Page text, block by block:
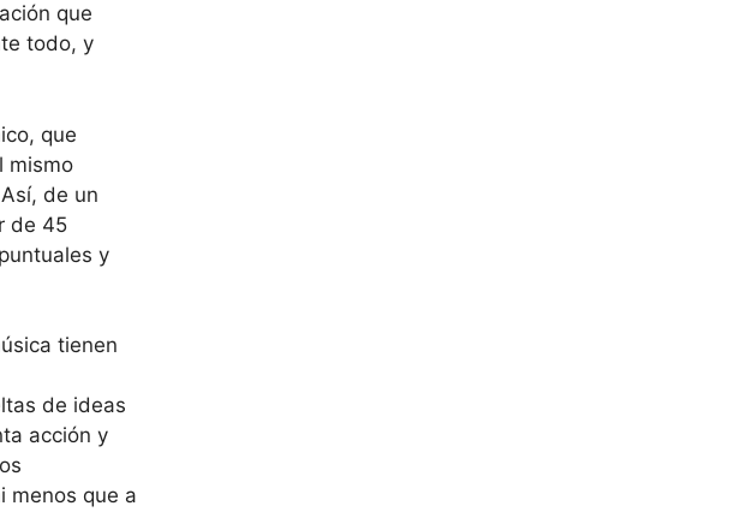
que
todo, y
que
mismo
de un
de 45
y
de ideas
acción y
menos que a